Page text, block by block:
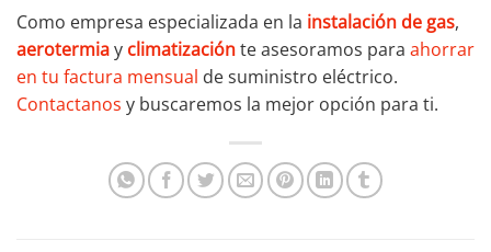
Como empresa especializada en la instalación de gas,
aerotermiay climatizaciónte asesoramos para ahorrar
en tu factura mensual de suministro eléctrico.
Contactanos y buscaremos la mejor opción para ti.